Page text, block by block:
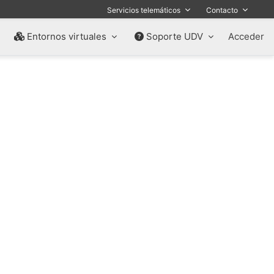
Servicios telemáticos Contacto
Entornos virtuales Soporte UDV Acceder